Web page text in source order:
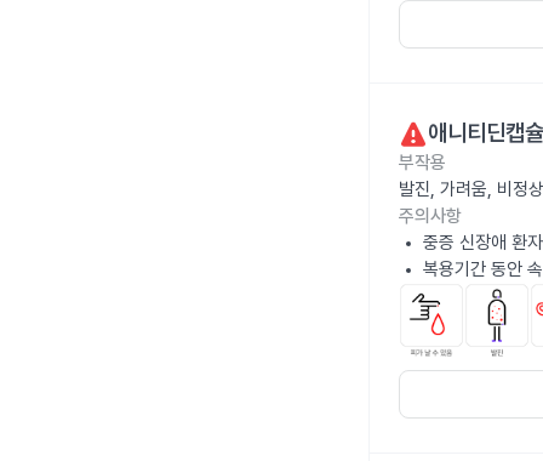
애니티딘캡
부작용
발진, 가려움, 비정
주의사항
중증 신장애 환
복용기간 동안